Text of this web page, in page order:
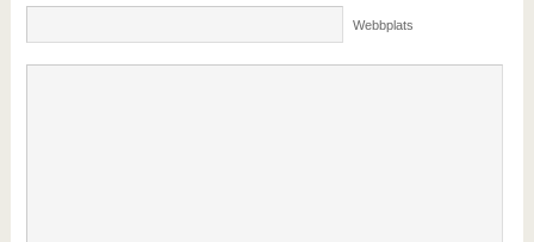
Webbplats